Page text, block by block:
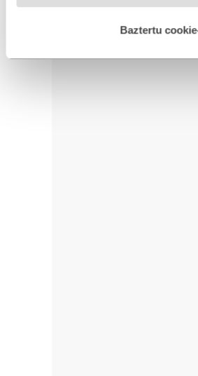
esplizitua ematen diguzu.Gehiago
Baztertu